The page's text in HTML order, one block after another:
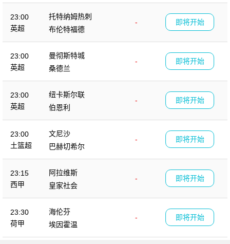
23:00
英超
托特纳姆热刺
-
布伦特福德
即将开始
23:00
英超
曼彻斯特城
-
桑德兰
即将开始
23:00
英超
纽卡斯尔联
-
伯恩利
即将开始
23:00
土篮超
文尼沙
-
巴赫切希尔
即将开始
23:15
西甲
阿拉维斯
-
皇家社会
即将开始
23:30
荷甲
海伦芬
-
埃因霍温
即将开始